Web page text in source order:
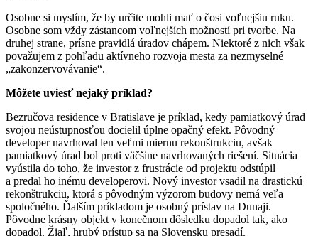
Osobne si myslím, že by určite mohli mať o čosi voľnejšiu ruku.
Osobne som vždy zástancom voľnejších možností pri tvorbe. Na
druhej strane, prísne pravidlá úradov chápem. Niektoré z nich však
považujem z pohľadu aktívneho rozvoja mesta za nezmyselné
„zakonzervovávanie“.
Môžete uviesť nejaký príklad?
Bezručova residence v Bratislave je príklad, kedy pamiatkový úrad
svojou neústupnosťou docielil úplne opačný efekt. Pôvodný
developer navrhoval len veľmi miernu rekonštrukciu, avšak
pamiatkový úrad bol proti väčšine navrhovaných riešení. Situácia
vyústila do toho, že investor z frustrácie od projektu odstúpil
a predal ho inému developerovi. Nový investor vsadil na drastickú
rekonštrukciu, ktorá s pôvodným výzorom budovy nemá veľa
spoločného. Ďalším príkladom je osobný prístav na Dunaji.
Pôvodne krásny objekt v konečnom dôsledku dopadol tak, ako
dopadol. Žiaľ, hrubý prístup sa na Slovensku presadí.